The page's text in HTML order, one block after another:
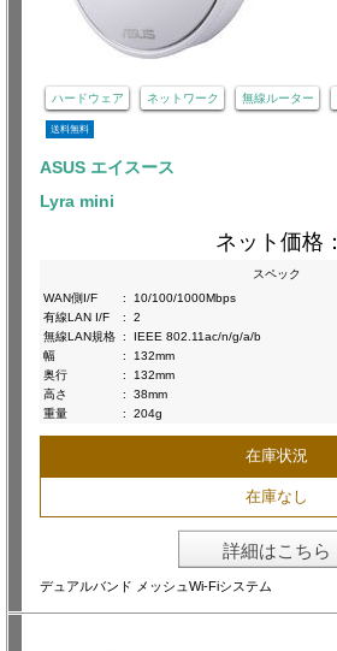
ハードウェア ネットワーク 無線ルーター
送料無料
ASUS エイスース
Lyra mini
ネット価格：
スペック
WAN側I/F
:
10/100/1000Mbps
有線LAN I/F
:
2
無線LAN規格 :
IEEE 802.11ac/n/g/a/b
幅
:
132mm
奥行
:
132mm
高さ
:
38mm
重量
: 204g
在庫状況
在庫なし
詳細はこちら
デュアルバンド メッシュWi-Fiシステム